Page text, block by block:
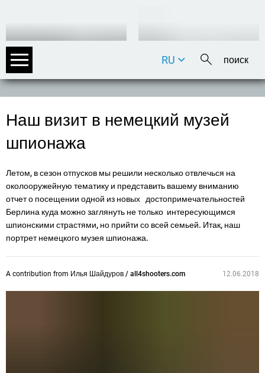
DE
IT
RU
Наш визит в немецкий музей
шпионажа
Летом, в сезон отпусков мы решили несколько отвлечься на
околооружейную тематику и представить вашему вниманию
отчет о посещении одной из новых достопримечательностей
Берлина куда можно заглянуть не только интересующимся
шпионскими страстями, но прийти со всей семьей. Итак, наш
портрет немецкого музея шпионажа.
A contribution from Илья Шайдуров / all4shooters.com 12.06.2018